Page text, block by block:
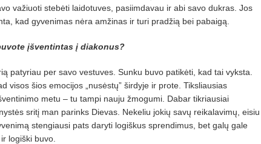
važiuoti stebėti laidotuves, pasiimdavau ir abi savo dukras. Jos
kad gyvenimas nėra amžinas ir turi pradžią bei pabaigą.
įšventintas į diakonus?
patyriau per savo vestuves. Sunku buvo patikėti, kad tai vyksta.
visos šios emocijos „nusėstų” širdyje ir prote. Tiksliausias
metu – tu tampi nauju žmogumi. Dabar tikriausiai
sritį man parinks Dievas. Nekeliu jokių savų reikalavimų, eisiu
stengiausi pats daryti logiškus sprendimus, bet galų gale
logiški buvo.